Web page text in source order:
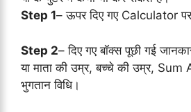
Step 1– ऊपर दिए गए Calculator
Step 2– दिए गए बॉक्स पूछी गई
या माता की उम्र, बच्चे की उम्र,
भुगतान विधि।